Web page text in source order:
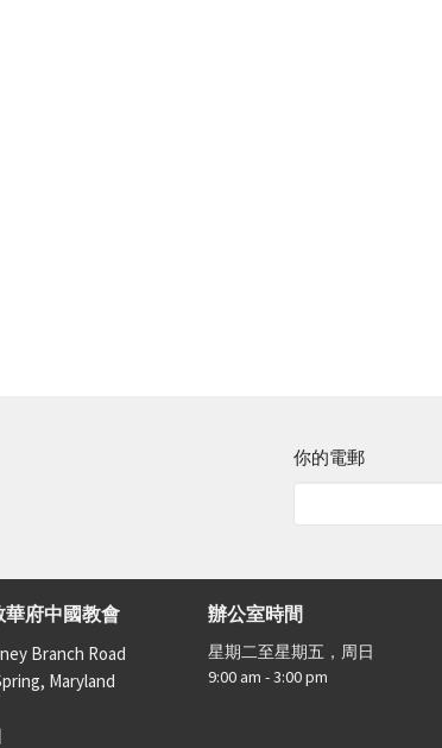
你的電郵
華府中國教會
Branch Road
Maryland
辦公室時間
星期二至星期五，周日
9:00 am - 3:00 pm